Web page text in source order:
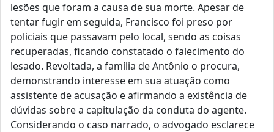
lesões que foram a causa de sua morte. Apesar de
tentar fugir em seguida, Francisco foi preso por
policiais que passavam pelo local, sendo as coisas
recuperadas, ficando constatado o falecimento do
lesado. Revoltada, a família de Antônio o procura,
demonstrando interesse em sua atuação como
assistente de acusação e afirmando a existência de
dúvidas sobre a capitulação da conduta do agente.
Considerando o caso narrado, o advogado esclarece